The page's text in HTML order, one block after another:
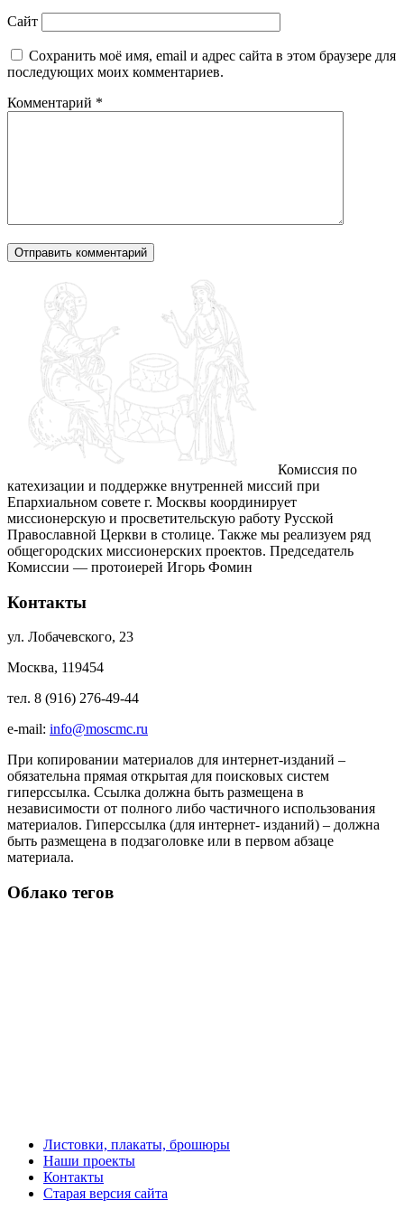
Сайт
Сохранить моё имя, email и адрес сайта в этом браузере для
последующих моих комментариев.
Комментарий *
Комиссия по
катехизации и поддержке внутренней миссий при
Епархиальном совете г. Москвы координирует
миссионерскую и просветительскую работу Русской
Православной Церкви в столице. Также мы реализуем ряд
общегородских миссионерских проектов. Председатель
Комиссии — протоиерей Игорь Фомин
Контакты
ул. Лобачевского, 23
Москва, 119454
тел. 8 (916) 276-49-44
e-mail: info@moscmc.ru
При копировании материалов для интернет-изданий –
обязательна прямая открытая для поисковых систем
гиперссылка. Ссылка должна быть размещена в
независимости от полного либо частичного использования
материалов. Гиперссылка (для интернет- изданий) – должна
быть размещена в подзаголовке или в первом абзаце
материала.
Облако тегов
Листовки, плакаты, брошюры
Наши проекты
Контакты
Старая версия сайта